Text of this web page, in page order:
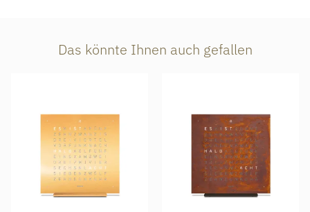
Das könnte Ihnen auch gefallen